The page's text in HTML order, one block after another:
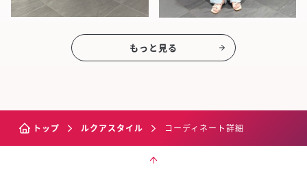
もっと見る
トップ ルクアスタイル コーディネート詳細